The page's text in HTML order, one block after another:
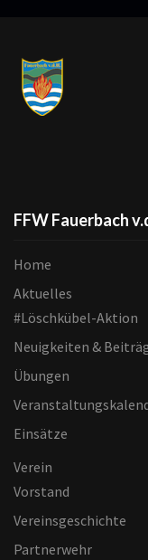
FFW Fauerbach
Home
Aktuelles
#Löschkübel-Aktion
Neuigkeiten &
Übungen
Einsätze
Verein
Vorstand
Vereinsgeschichte
Partnerwehr